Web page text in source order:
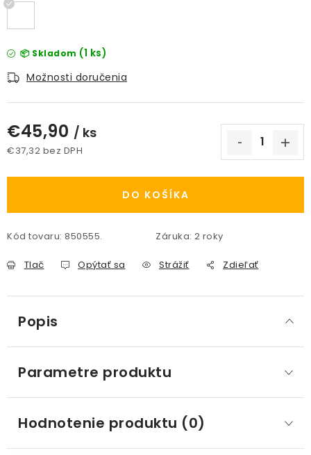
Kontakt / Právne údaje
📦 Skladom (1 ks)
Možnosti doručenia
€45,90 / ks
€37,32 bez DPH
DO KOŠÍKA
Kód tovaru: 850555. Záruka: 2 roky
Tlač Opýtať sa Strážiť Zdieľať
Popis
Parametre produktu
Hodnotenie produktu (0)